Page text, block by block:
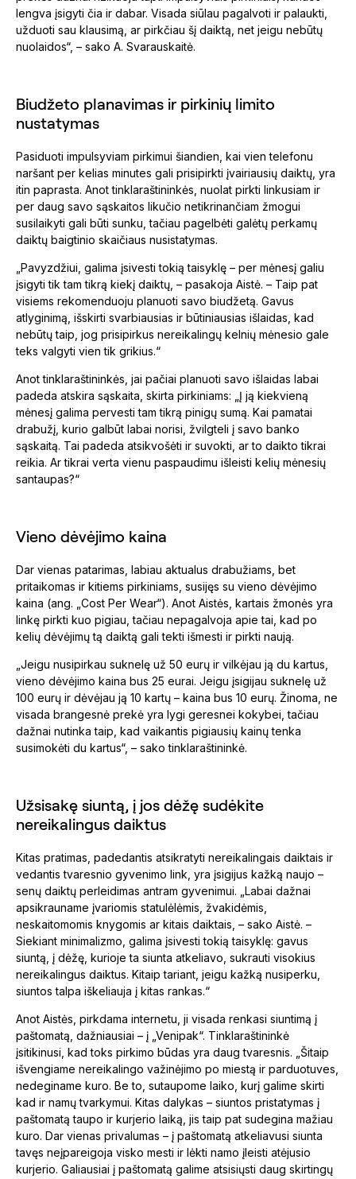
lengva įsigyti čia ir dabar. Visada siūlau pagalvoti ir palaukti,
užduoti sau klausimą, ar pirkčiau šį daiktą, net jeigu nebūtų
nuolaidos“, – sako A. Svarauskaitė.
Biudžeto planavimas ir pirkinių limito
nustatymas
Pasiduoti impulsyviam pirkimui šiandien, kai vien telefonu
naršant per kelias minutes gali prisipirkti įvairiausių daiktų, yra
itin paprasta. Anot tinklaraštininkės, nuolat pirkti linkusiam ir
per daug savo sąskaitos likučio netikrinančiam žmogui
susilaikyti gali būti sunku, tačiau pagelbėti galėtų perkamų
daiktų baigtinio skaičiaus nusistatymas.
„Pavyzdžiui, galima įsivesti tokią taisyklę – per mėnesį galiu
įsigyti tik tam tikrą kiekį daiktų, – pasakoja Aistė. – Taip pat
visiems rekomenduoju planuoti savo biudžetą. Gavus
atlyginimą, išskirti svarbiausias ir būtiniausias išlaidas, kad
nebūtų taip, jog prisipirkus nereikalingų kelnių mėnesio gale
teks valgyti vien tik grikius.“
Anot tinklaraštininkės, jai pačiai planuoti savo išlaidas labai
padeda atskira sąskaita, skirta pirkiniams: „Į ją kiekvieną
mėnesį galima pervesti tam tikrą pinigų sumą. Kai pamatai
drabužį, kurio galbūt labai norisi, žvilgteli į savo banko
sąskaitą. Tai padeda atsikvošėti ir suvokti, ar to daikto tikrai
reikia. Ar tikrai verta vienu paspaudimu išleisti kelių mėnesių
santaupas?“
Vieno dėvėjimo kaina
Dar vienas patarimas, labiau aktualus drabužiams, bet
pritaikomas ir kitiems pirkiniams, susijęs su vieno dėvėjimo
kaina (ang. „Cost Per Wear“). Anot Aistės, kartais žmonės yra
linkę pirkti kuo pigiau, tačiau nepagalvoja apie tai, kad po
kelių dėvėjimų tą daiktą gali tekti išmesti ir pirkti naują.
„Jeigu nusipirkau suknelę už 50 eurų ir vilkėjau ją du kartus,
vieno dėvėjimo kaina bus 25 eurai. Jeigu įsigijau suknelę už
100 eurų ir dėvėjau ją 10 kartų – kaina bus 10 eurų. Žinoma, ne
visada brangesnė prekė yra lygi geresnei kokybei, tačiau
dažnai nutinka taip, kad vaikantis pigiausių kainų tenka
susimokėti du kartus“, – sako tinklaraštininkė.
Užsisakę siuntą, į jos dėžę sudėkite
nereikalingus daiktus
Kitas pratimas, padedantis atsikratyti nereikalingais daiktais ir
vedantis tvaresnio gyvenimo link, yra įsigijus kažką naujo –
senų daiktų perleidimas antram gyvenimui. „Labai dažnai
apsikrauname įvariomis statulėlėmis, žvakidėmis,
neskaitomomis knygomis ar kitais daiktais, – sako Aistė. –
Siekiant minimalizmo, galima įsivesti tokią taisyklę: gavus
siuntą, į dėžę, kurioje ta siunta atkeliavo, sukrauti visokius
nereikalingus daiktus. Kitaip tariant, jeigu kažką nusiperku,
siuntos talpa iškeliauja į kitas rankas.“
Anot Aistės, pirkdama internetu, ji visada renkasi siuntimą į
paštomatą, dažniausiai – į „Venipak“. Tinklaraštininkė
įsitikinusi, kad toks pirkimo būdas yra daug tvaresnis. „Šitaip
išvengiame nereikalingo važinėjimo po miestą ir parduotuves,
nedeginame kuro. Be to, sutaupome laiko, kurį galime skirti
kad ir namų tvarkymui. Kitas dalykas – siuntos pristatymas į
paštomatą taupo ir kurjerio laiką, jis taip pat sudegina mažiau
kuro. Dar vienas privalumas – į paštomatą atkeliavusi siunta
tavęs neįpareigoja visko mesti ir lėkti namo įleisti atėjusio
kurjerio. Galiausiai į paštomatą galime atsisiųsti daug skirtingų